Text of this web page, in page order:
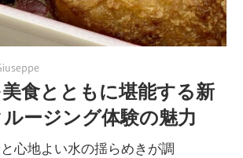
食とともに堪能する新
ージング体験の魅力
心地よい水の揺らめきが調